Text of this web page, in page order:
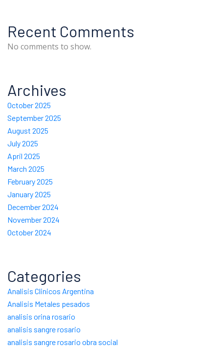
Recent Comments
No comments to show.
Archives
October 2025
September 2025
August 2025
July 2025
April 2025
March 2025
February 2025
January 2025
December 2024
November 2024
October 2024
Categories
Analisis Clinicos Argentina
Analisis Metales pesados
analisis orina rosario
analisis sangre rosario
analisis sangre rosario obra social